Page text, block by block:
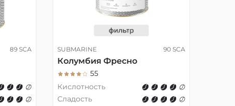
89 SCA SUBMARINE 90 SCA
Колумбия Фресно
55
Кислотность
Сладость